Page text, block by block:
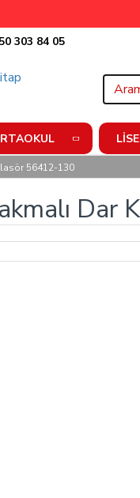
303 84 05
LISE
56412-130
Dar